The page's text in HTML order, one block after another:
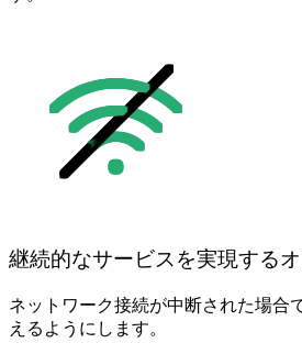
継続的なサービスを実現する
ネットワーク接続が中断された場合
えるようにします。